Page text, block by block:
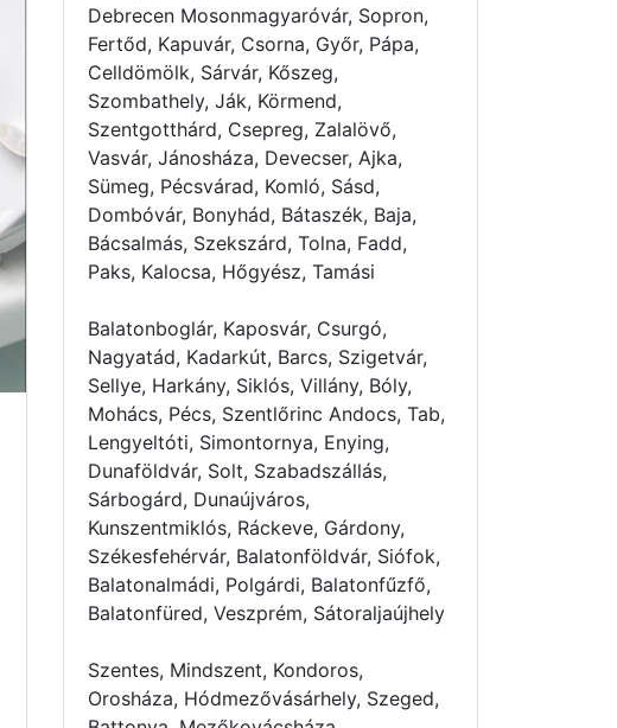
Debrecen Mosonmagyaróvár, Sopron,
Fertőd, Kapuvár, Csorna, Győr, Pápa,
Celldömölk, Sárvár, Kőszeg,
Szombathely, Ják, Körmend,
Szentgotthárd, Csepreg, Zalalövő,
Vasvár, Jánosháza, Devecser, Ajka,
Sümeg, Pécsvárad, Komló, Sásd,
Dombóvár, Bonyhád, Bátaszék, Baja,
Bácsalmás, Szekszárd, Tolna, Fadd,
Paks, Kalocsa, Hőgyész, Tamási
Balatonboglár, Kaposvár, Csurgó,
Nagyatád, Kadarkút, Barcs, Szigetvár,
Sellye, Harkány, Siklós, Villány, Bóly,
Mohács, Pécs, Szentlőrinc Andocs, Tab,
Lengyeltóti, Simontornya, Enying,
Dunaföldvár, Solt, Szabadszállás,
Sárbogárd, Dunaújváros,
Kunszentmiklós, Ráckeve, Gárdony,
Székesfehérvár, Balatonföldvár, Siófok,
Balatonalmádi, Polgárdi, Balatonfűzfő,
Balatonfüred, Veszprém, Sátoraljaújhely
Szentes, Mindszent, Kondoros,
Orosháza, Hódmezővásárhely, Szeged,